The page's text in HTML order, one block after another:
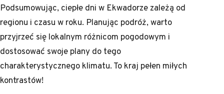
Podsumowując, ciepłe dni w Ekwadorze zależą od
regionu i czasu w roku. Planując podróż, warto
przyjrzeć się lokalnym różnicom pogodowym i
dostosować swoje plany do tego
charakterystycznego klimatu. To kraj pełen miłych
kontrastów!